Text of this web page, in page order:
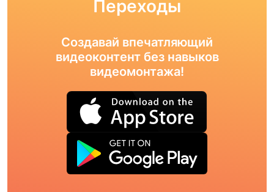
Переходы
Создавай впечатляющий
видеоконтент без навыков
видеомонтажа!